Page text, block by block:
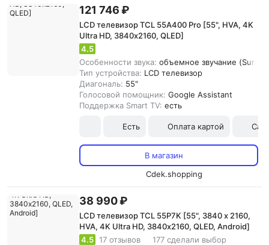
121 746 ₽
LCD телевизор TCL 55A400 Pro [55", HVA, 4K
Ultra HD, 3840х2160, QLED]
4.5
Особенности звука: объемное звучание
Тип устройства: LCD телевизор
Диагональ: 55"
Голосовой помощник: Google Assistant
Поддержка Smart TV: есть
Есть Оплата картой
В магазин
Cdek.shopping
38 990 ₽
LCD телевизор TCL 55P7K [55", 3840 x 2160,
HVA, 4K Ultra HD, 3840х2160, QLED, Android]
4.5 17 отзывов
177 сделали выбор